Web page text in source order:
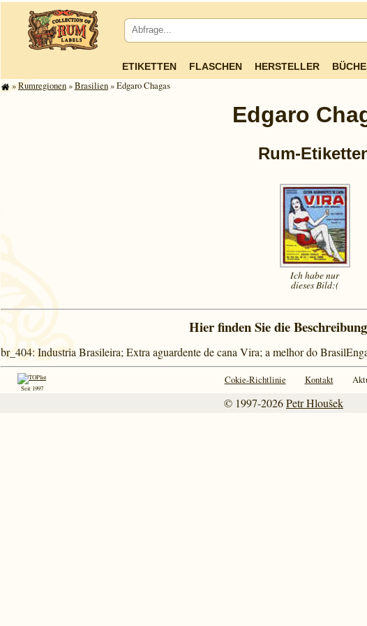
ETIKETTEN FLASCHEN HERSTELLER
»Rum­re­gi­o­nen»Brasilien» Edgaro Chagas
Edgaro
Rum-
Ich habe nur
diesesBild:(
Hier finden Sie die
br_404: Industria Brasileira; Extra aguardente de cana Vira; a melhor do
Seit 1997
Cokie-Richtlinie Kontakt
© 1997-2026Petr Hloušek